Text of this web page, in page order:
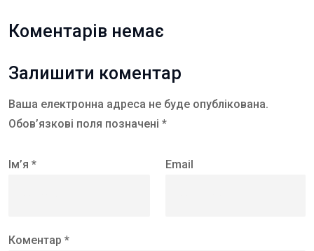
Коментарів немає
Залишити коментар
Ваша електронна адреса не буде опублікована.
Обов’язкові поля позначені *
Ім’я * Email
Коментар *